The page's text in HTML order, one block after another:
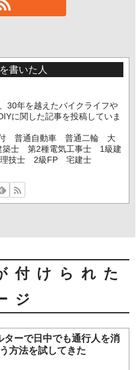
書いた人
30年を越えたバイクライフや
に関した記事を投稿していま
付 普通自動車 普通二輪 大
士 第2種電気工事士 1級建
理技士 2級FP 宅建士
付けられた
ジ
ターで日中でも通行人を消
方法を試してきた